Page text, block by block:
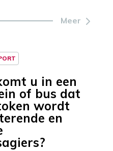
Meer
u in een
of bus dat
wordt
en